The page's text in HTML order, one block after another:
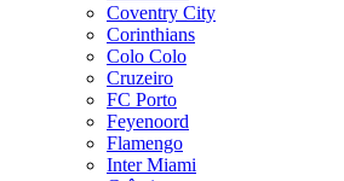
Coventry City
Corinthians
Colo Colo
Cruzeiro
FC Porto
Feyenoord
Flamengo
Inter Miami